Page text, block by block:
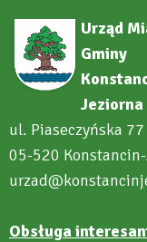
Urząd
Gminy
Jeziorna
ul. Piaseczyńska 77
05-520
Obsługa